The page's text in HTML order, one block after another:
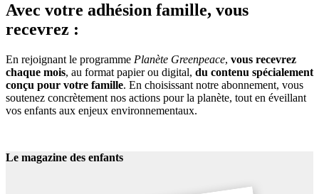
Avec votre adhésion famille, vous
recevrez :
En rejoignant le programme Planète Greenpeace, vous recevrez
chaque mois, au format papier ou digital, du contenu spécialement
conçu pour votre famille. En choisissant notre abonnement, vous
soutenez concrètement nos actions pour la planète, tout en éveillant
vos enfants aux enjeux environnementaux.
Le magazine des enfants